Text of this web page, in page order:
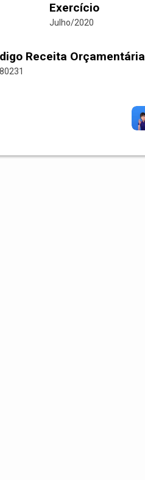
Exercício
Julho/2020
Receita Orçamentária